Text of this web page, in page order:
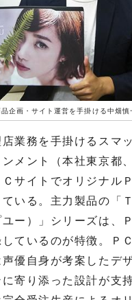
品企画・サイト運営を手掛ける中畑慎
業務を手掛けるスマ
メント（本社東京都
サイトでオリジナル
ている。主力製品の「
ユー）」シリーズは、
ているのが特徴。Ｐ
声優自身が考案したデ
に寄り添った設計が支